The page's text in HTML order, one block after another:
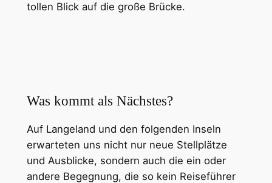
tollen Blick auf die große Brücke.
Was kommt als Nächstes?
Auf Langeland und den folgenden Inseln
erwarteten uns nicht nur neue Stellplätze
und Ausblicke, sondern auch die ein oder
andere Begegnung, die so kein Reiseführer